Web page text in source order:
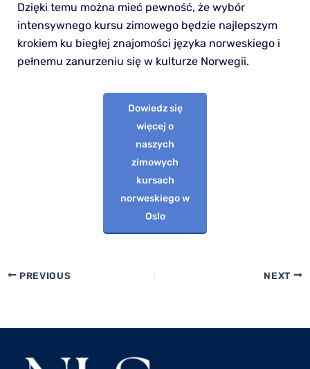
Dzięki temu można mieć pewność, że wybór
intensywnego kursu zimowego będzie najlepszym
krokiem ku biegłej znajomości języka norweskiego i
pełnemu zanurzeniu się w kulturze Norwegii.
Dowiedz się
więcej o
naszych
zimowych
kursach
norweskiego w
Oslo
PREVIOUS NEXT